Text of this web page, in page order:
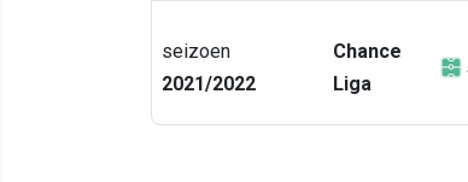
seizoen
2021/2022
Chance
Liga